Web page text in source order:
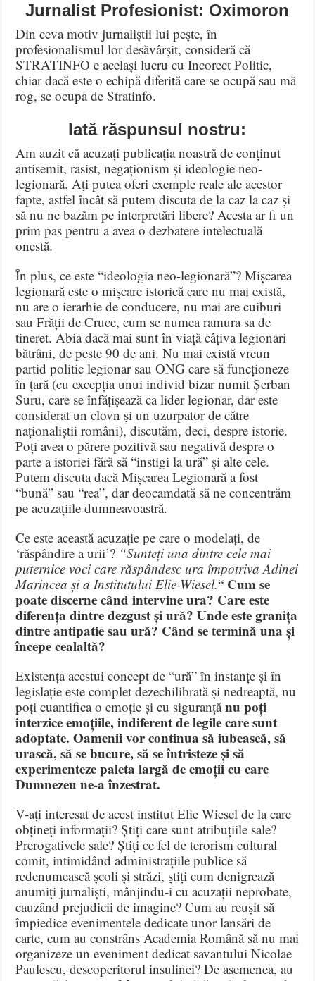
Jurnalist Profesionist: Oximoron
Din ceva motiv jurnaliștii lui pește, în
profesionalismul lor desăvârșit, consideră că
STRATINFO e același lucru cu Incorect Politic,
chiar dacă este o echipă diferită care se ocupă sau mă
rog, se ocupa de Stratinfo.
Iată răspunsul nostru:
Am auzit că acuzați publicația noastră de conținut
antisemit, rasist, negaționism și ideologie neo-
legionară. Ați putea oferi exemple reale ale acestor
fapte, astfel încât să putem discuta de la caz la caz și
să nu ne bazăm pe interpretări libere? Acesta ar fi un
prim pas pentru a avea o dezbatere intelectuală
onestă.
În plus, ce este “ideologia neo-legionară”? Mișcarea
legionară este o mișcare istorică care nu mai există,
nu are o ierarhie de conducere, nu mai are cuiburi
sau Frății de Cruce, cum se numea ramura sa de
tineret. Abia dacă mai sunt în viață câțiva legionari
bătrâni, de peste 90 de ani. Nu mai există vreun
partid politic legionar sau ONG care să funcționeze
în țară (cu excepția unui individ bizar numit Șerban
Suru, care se înfățișează ca lider legionar, dar este
considerat un clovn și un uzurpator de către
naționaliștii români), discutăm, deci, despre istorie.
Poți avea o părere pozitivă sau negativă despre o
parte a istoriei fără să “instigi la ură” și alte cele.
Putem discuta dacă Mișcarea Legionară a fost
“bună” sau “rea”, dar deocamdată să ne concentrăm
pe acuzațiile dumneavoastră.
Ce este această acuzație pe care o modelați, de
‘răspândire a urii’? “Sunteți una dintre cele mai
puternice voci care răspândesc ura împotriva Adinei
Marincea și a Institutului Elie-Wiesel.“ Cum se
poate discerne când intervine ura? Care este
diferența dintre dezgust și ură? Unde este granița
dintre antipatie sau ură? Când se termină una și
începe cealaltă?
Existența acestui concept de “ură” în instanțe și în
legislație este complet dezechilibrată și nedreaptă, nu
poți cuantifica o emoție și cu siguranțănu poți
interzice emoțiile, indiferent de legile care sunt
adoptate. Oamenii vor continua să iubească, să
urască, să se bucure, să se întristeze și să
experimenteze paleta largă de emoții cu care
Dumnezeu ne-a înzestrat.
V-ați interesat de acest institut Elie Wiesel de la care
obțineți informații? Știți care sunt atribuțiile sale?
Prerogativele sale? Știți ce fel de terorism cultural
comit, intimidând administrațiile publice să
redenumească școli și străzi, știți cum denigrează
anumiți jurnaliști, mânjindu-i cu acuzații neprobate,
cauzând prejudicii de imagine? Cum au reușit să
împiedice evenimentele dedicate unor lansări de
carte, cum au constrâns Academia Română să nu mai
organizeze un eveniment dedicat savantului Nicolae
Paulescu, descoperitorul insulinei? De asemenea, au